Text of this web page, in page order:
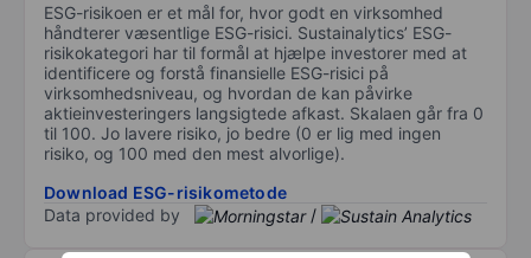
ESG-risikoen er et mål for, hvor godt en virksomhed
håndterer væsentlige ESG-risici. Sustainalytics’ ESG-
risikokategori har til formål at hjælpe investorer med at
identificere og forstå finansielle ESG-risici på
virksomhedsniveau, og hvordan de kan påvirke
aktieinvesteringers langsigtede afkast. Skalaen går fra 0
til 100. Jo lavere risiko, jo bedre (0 er lig med ingen
risiko, og 100 med den mest alvorlige).
Download ESG-risikometode
Data provided by
/